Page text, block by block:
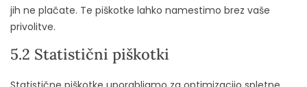
jih ne plačate. Te piškotke lahko namestimo brez vaše
privolitve.
5.2 Statistični piškotki